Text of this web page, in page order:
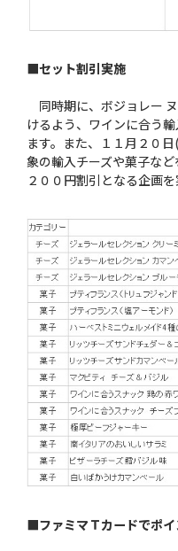
■セット割引実施
同時期に、ボジョレー
けるよう、ワインに合う
ます。また、１１月２０
象の輸入チーズや菓子な
２００円割引となる企画を
■ファミマＴカードでポイ